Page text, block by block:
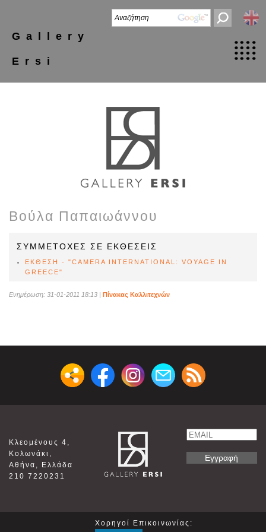
Gallery
Ersi
Βούλα Παπαιωάννου
ΣΥΜΜΕΤΟΧΕΣ ΣΕ ΕΚΘΕΣΕΙΣ
ΕΚΘΕΣΗ - "CAMERA INTERNATIONAL: VOYAGE IN
GREECE"
Ενημέρωση: 31-01-2011 18:13 | Πίνακας Καλλιτεχνών
Κλεομένους 4,
Κολωνάκι,
Αθήνα, Ελλάδα
210 7220231
Email
Χορηγοί Επικοινωνίας: